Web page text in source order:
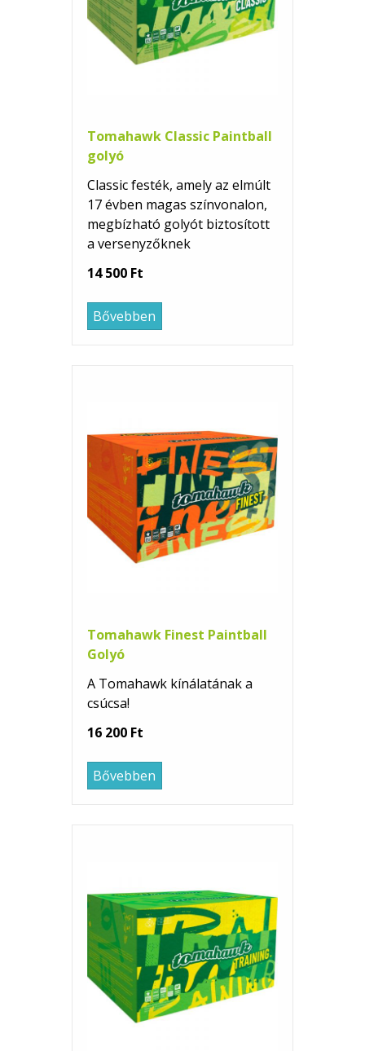
Tomahawk Classic Paintball
golyó
Classic festék, amely az elmúlt
17 évben magas színvonalon,
megbízható golyót biztosított
a versenyzőknek
14 500 Ft
Bővebben
Tomahawk Finest Paintball
Golyó
A Tomahawk kínálatának a
csúcsa!
16 200 Ft
Bővebben